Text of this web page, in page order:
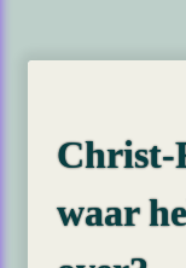
Christ-
waar